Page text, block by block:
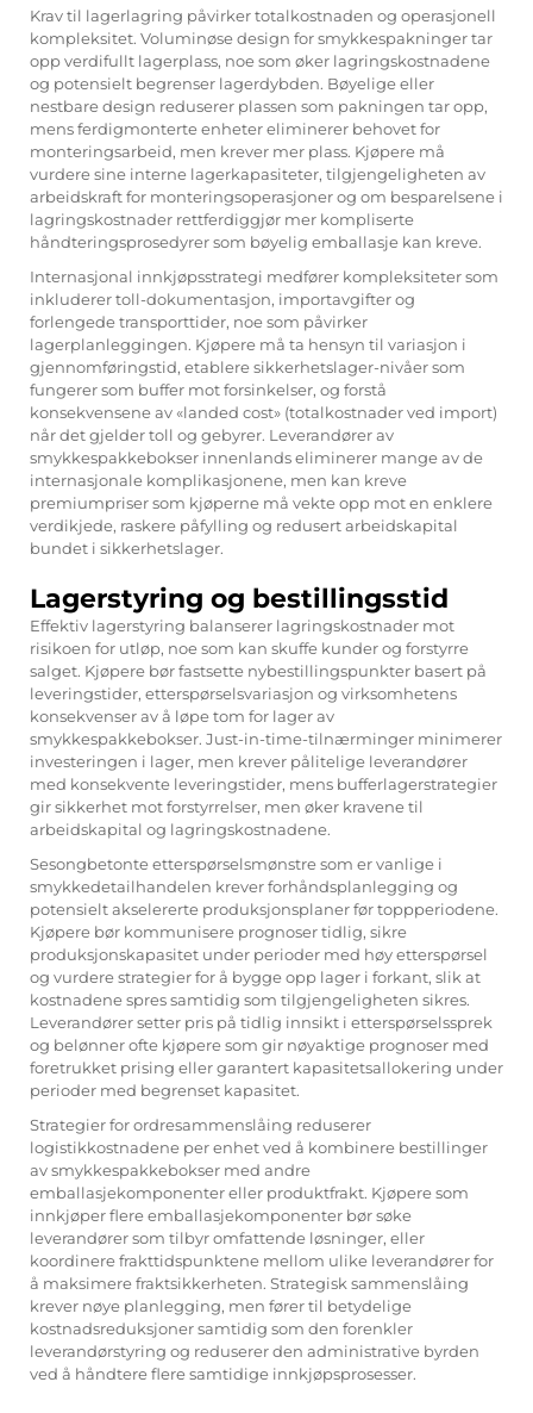
Krav til lagerlagring påvirker totalkostnaden og operasjonell
kompleksitet. Voluminøse design for smykkespakninger tar
opp verdifullt lagerplass, noe som øker lagringskostnadene
og potensielt begrenser lagerdybden. Bøyelige eller
nestbare design reduserer plassen som pakningen tar opp,
mens ferdigmonterte enheter eliminerer behovet for
monteringsarbeid, men krever mer plass. Kjøpere må
vurdere sine interne lagerkapasiteter, tilgjengeligheten av
arbeidskraft for monteringsoperasjoner og om besparelsene i
lagringskostnader rettferdiggjør mer kompliserte
håndteringsprosedyrer som bøyelig emballasje kan kreve.
Internasjonal innkjøpsstrategi medfører kompleksiteter som
inkluderer toll-dokumentasjon, importavgifter og
forlengede transporttider, noe som påvirker
lagerplanleggingen. Kjøpere må ta hensyn til variasjon i
gjennomføringstid, etablere sikkerhetslager-nivåer som
fungerer som buffer mot forsinkelser, og forstå
konsekvensene av «landed cost» (totalkostnader ved import)
når det gjelder toll og gebyrer. Leverandører av
smykkespakkebokser innenlands eliminerer mange av de
internasjonale komplikasjonene, men kan kreve
premiumpriser som kjøperne må vekte opp mot en enklere
verdikjede, raskere påfylling og redusert arbeidskapital
bundet i sikkerhetslager.
Lagerstyring og bestillingsstid
Effektiv lagerstyring balanserer lagringskostnader mot
risikoen for utløp, noe som kan skuffe kunder og forstyrre
salget. Kjøpere bør fastsette nybestillingspunkter basert på
leveringstider, etterspørselsvariasjon og virksomhetens
konsekvenser av å løpe tom for lager av
smykkespakkebokser. Just-in-time-tilnærminger minimerer
investeringen i lager, men krever pålitelige leverandører
med konsekvente leveringstider, mens bufferlagerstrategier
gir sikkerhet mot forstyrrelser, men øker kravene til
arbeidskapital og lagringskostnadene.
Sesongbetonte etterspørselsmønstre som er vanlige i
smykkedetailhandelen krever forhåndsplanlegging og
potensielt akselererte produksjonsplaner før toppperiodene.
Kjøpere bør kommunisere prognoser tidlig, sikre
produksjonskapasitet under perioder med høy etterspørsel
og vurdere strategier for å bygge opp lager i forkant, slik at
kostnadene spres samtidig som tilgjengeligheten sikres.
Leverandører setter pris på tidlig innsikt i etterspørselssprek
og belønner ofte kjøpere som gir nøyaktige prognoser med
foretrukket prising eller garantert kapasitetsallokering under
perioder med begrenset kapasitet.
Strategier for ordresammenslåing reduserer
logistikkostnadene per enhet ved å kombinere bestillinger
av smykkespakkebokser med andre
emballasjekomponenter eller produktfrakt. Kjøpere som
innkjøper flere emballasjekomponenter bør søke
leverandører som tilbyr omfattende løsninger, eller
koordinere frakttidspunktene mellom ulike leverandører for
å maksimere fraktsikkerheten. Strategisk sammenslåing
krever nøye planlegging, men fører til betydelige
kostnadsreduksjoner samtidig som den forenkler
leverandørstyring og reduserer den administrative byrden
ved å håndtere flere samtidige innkjøpsprosesser.